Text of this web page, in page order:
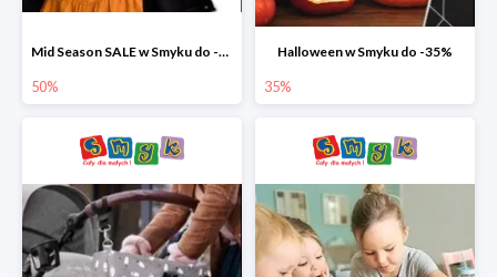
Mid Season SALE w Smyku do -50%
50%
Halloween w Smyku do -35%
35%